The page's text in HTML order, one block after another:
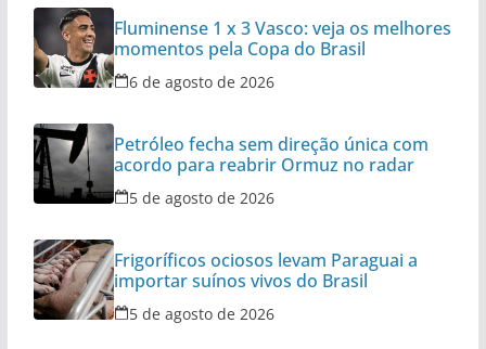
Fluminense 1 x 3 Vasco: veja os melhores
momentos pela Copa do Brasil
6 de agosto de 2026
Petróleo fecha sem direção única com
acordo para reabrir Ormuz no radar
5 de agosto de 2026
Frigoríficos ociosos levam Paraguai a
importar suínos vivos do Brasil
5 de agosto de 2026